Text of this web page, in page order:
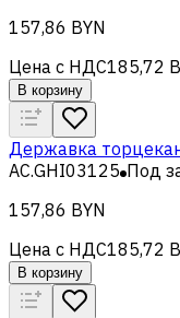
157,86 BYN
Цена с НДС185,72
В корзину
Державка
AC.GHI03125 Под
157,86 BYN
Цена с НДС185,72
В корзину